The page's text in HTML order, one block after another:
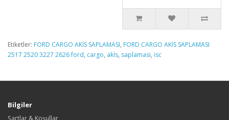
Etiketler: FORD CARGO AKİS SAPLAMASI, FORD CARGO AKİS SAPLAMASI
2517 2520 3227 2626 ford, cargo, akİs, saplamasi, isc
Bilgiler